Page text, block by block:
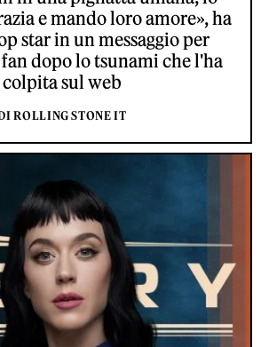
e mando loro amore», ha
star in un messaggio per
dopo lo tsunami che l'ha
colpita sul web
ROLLING STONE IT